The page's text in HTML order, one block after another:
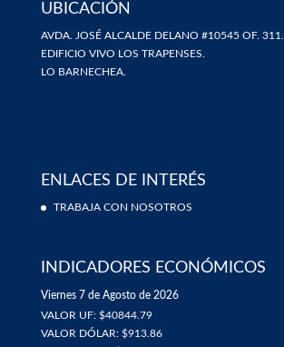
UBICACIÓN
AVDA. JOSÉ ALCALDE DELANO #10545 OF. 311.
EDIFICIO VIVO LOS TRAPENSES.
LO BARNECHEA.
ENLACES DE INTERÉS
TRABAJA CON NOSOTROS
INDICADORES ECONÓMICOS
Viernes 7 de Agosto de 2026
VALOR UF: $40844.79
VALOR DÓLAR: $913.86